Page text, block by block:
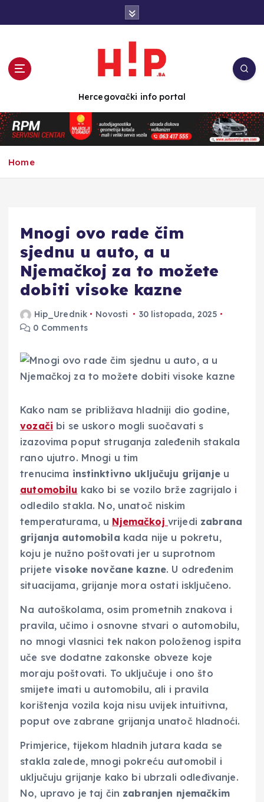
n
t
e
Hercegovački info portal
Home
Mnogi ovo rade čim
sjednu u auto, a u
Njemačkoj za to možete
dobiti visoke kazne
Hip_Urednik Novosti
30 listopada, 2025
0 Comments
Kako nam se približava hladniji dio godine,
vozači bi se uskoro mogli suočavati s
izazovima poput struganja zaleđenih stakala
rano ujutro. Mnogi u tim
trenucima instinktivno uključuju grijanje u
automobilu kako bi se vozilo brže zagrijalo i
odledilo stakla. No, unatoč niskim
temperaturama, u Njemačkoj vrijedi zabrana
grijanja automobila kada nije u pokretu,
koju je nužno poštovati jer u suprotnom
prijetevisoke novčane kazne. U određenim
situacijama, grijanje mora ostati isključeno.
Na autoškolama, osim prometnih znakova i
pravila, učimo i osnovne stvari o automobilu,
no mnogi vlasnici tek nakon položenog ispita
uče sve dodatne zakonske obveze koje
moraju poštovati. To uključuje i ono što
smijete imati u automobilu, ali i pravila
korištenja vozila koja nisu uvijek intuitivna,
poput ove zabrane grijanja unatoč hladnoći.
Primjerice, tijekom hladnih jutara kada se
stakla zalede, mnogi pokreću automobil i
uključuju grijanje kako bi ubrzali odleđivanje.
No, upravo je taj čin zabranjen njemačkim